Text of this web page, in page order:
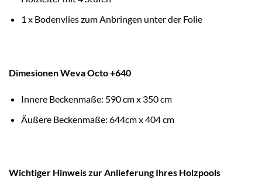
1 x Bodenvlies zum Anbringen unter der Folie
Dimesionen Weva Octo +640
Innere Beckenmaße: 590 cm x 350 cm
Äußere Beckenmaße: 644cm x 404 cm
Wichtiger Hinweis zur Anlieferung Ihres Holzpools